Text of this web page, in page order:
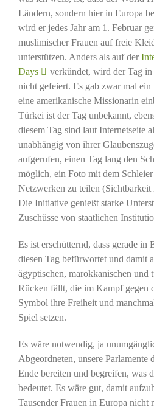
Ländern, sondern hier in Europa
wird er jedes Jahr am 1. Februar
muslimischer Frauen auf freie
unterstützen. Anders als auf der
Days
verkündet, wird der Tag
nicht gefeiert. Es gab zwar mal
eine amerikanische Missionarin
Türkei ist der Tag unbekannt,
diesem Tag sind laut Internetseite
unabhängig von ihrer
aufgerufen, einen Tag lang den
möglich, ein Foto mit dem
Netzwerken zu teilen (Sichtbarkeit
Die Initiative genießt starke
Zuschüsse von staatlichen
Es ist erschütternd, dass gerade
diesen Tag befürwortet und damit
ägyptischen, marokkanischen und
Rücken fällt, die im Kampf gegen
Symbol ihre Freiheit und
Spiel setzen.
Es wäre notwendig, ja
Abgeordneten, unsere Parlamente
Ende bereiten und begreifen, was
bedeutet. Es wäre gut, damit
Tausender Frauen in Europa nicht